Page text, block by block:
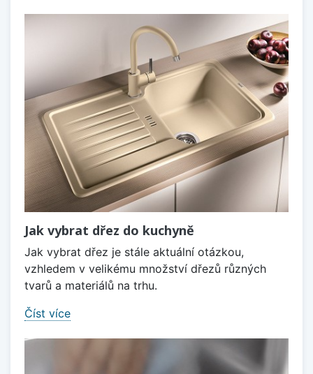
Jak vybrat dřez do kuchyně
Jak vybrat dřez je stále aktuální otázkou,
vzhledem v velikému množství dřezů různých
tvarů a materiálů na trhu.
Číst více